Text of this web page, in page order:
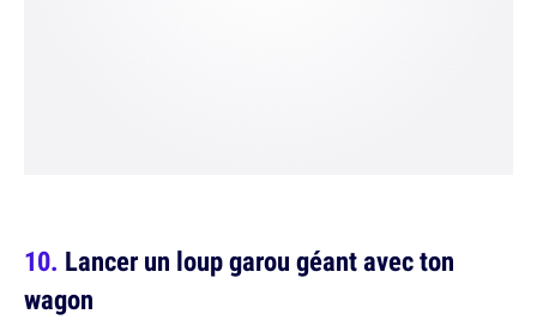
Lancer un loup garou géant avec ton
wagon